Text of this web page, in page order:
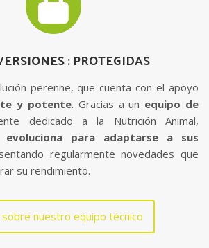
: PROTEGIDAS
perenne, que cuenta con el apoyo
y potente. Gracias a un equipo de
dedicado a la Nutrición Animal,
evoluciona para adaptarse a sus
regularmente novedades que
su rendimiento.
sobre nuestro equipo técnico